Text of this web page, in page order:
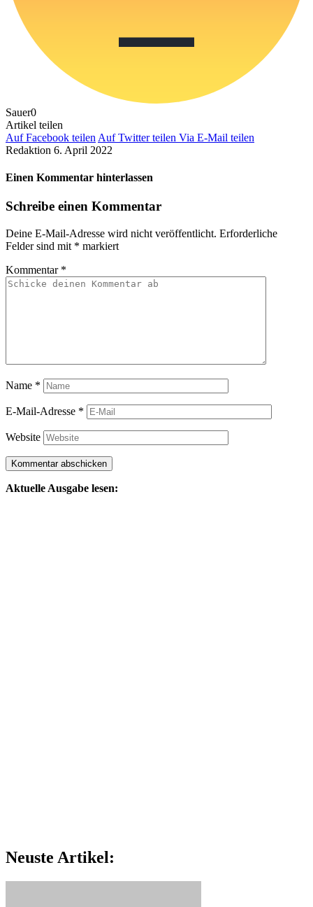
Sauer0
Artikel teilen
Auf Facebook teilen Auf Twitter teilen Via E-Mail teilen
Redaktion 6. April 2022
Einen Kommentar hinterlassen
Schreibe einen Kommentar
Deine E-Mail-Adresse wird nicht veröffentlicht. Erforderliche
Felder sind mit * markiert
Kommentar *
Name *
E-Mail-Adresse *
Website
Aktuelle Ausgabe lesen:
Neuste Artikel: